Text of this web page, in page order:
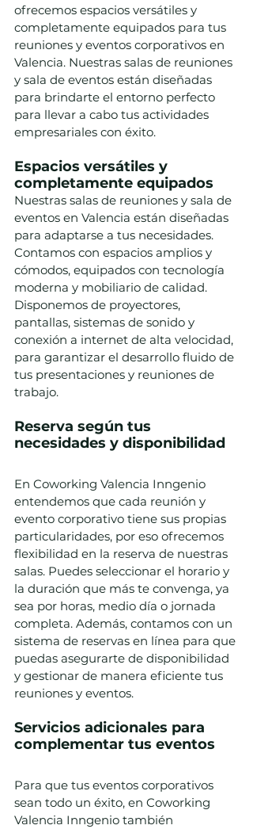
ofrecemos espacios versátiles y
completamente equipados para tus
reuniones y eventos corporativos en
Valencia. Nuestras salas de reuniones
y sala de eventos están diseñadas
para brindarte el entorno perfecto
para llevar a cabo tus actividades
empresariales con éxito.
Espacios versátiles y
completamente equipados
Nuestras salas de reuniones y sala de
eventos en Valencia están diseñadas
para adaptarse a tus necesidades.
Contamos con espacios amplios y
cómodos, equipados con tecnología
moderna y mobiliario de calidad.
Disponemos de proyectores,
pantallas, sistemas de sonido y
conexión a internet de alta velocidad,
para garantizar el desarrollo fluido de
tus presentaciones y reuniones de
trabajo.
Reserva según tus
necesidades y disponibilidad
En Coworking Valencia Inngenio
entendemos que cada reunión y
evento corporativo tiene sus propias
particularidades, por eso ofrecemos
flexibilidad en la reserva de nuestras
salas. Puedes seleccionar el horario y
la duración que más te convenga, ya
sea por horas, medio día o jornada
completa. Además, contamos con un
sistema de reservas en línea para que
puedas asegurarte de disponibilidad
y gestionar de manera eficiente tus
reuniones y eventos.
Servicios adicionales para
complementar tus eventos
Para que tus eventos corporativos
sean todo un éxito, en Coworking
Valencia Inngenio también